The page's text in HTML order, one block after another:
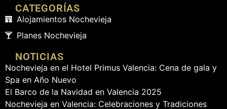
CATEGORÍAS
Alojamientos Nochevieja
Planes Nochevieja
NOTICIAS
Nochevieja en el Hotel Primus Valencia: Cena de gala y
Spa en Año Nuevo
El Barco de la Navidad en Valencia 2025
Nochevieja en Valencia: Celebraciones y Tradiciones